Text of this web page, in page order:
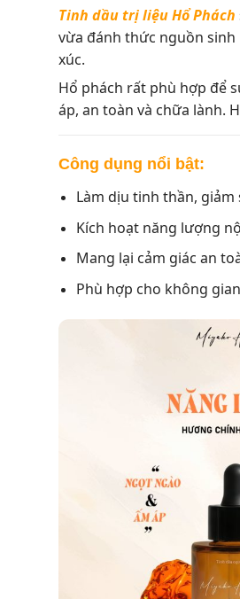
Tinh dầu trị liệu Hổ Phách
vừa đánh thức nguồn
xúc.
Hổ phách rất phù hợp để
áp, an toàn và chữa lành.
Công dụng nổi bật:
Làm dịu tinh thần, giảm
Kích hoạt năng lượng
Mang lại cảm giác an
Phù hợp cho không